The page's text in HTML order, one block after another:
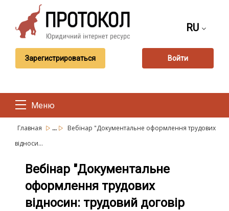
RU
Зарегистрироваться Войти
Меню
Главная ...
Вебінар "Документальне оформлення трудових
відноси...
Вебінар "Документальне
оформлення трудових
відносин: трудовий договір